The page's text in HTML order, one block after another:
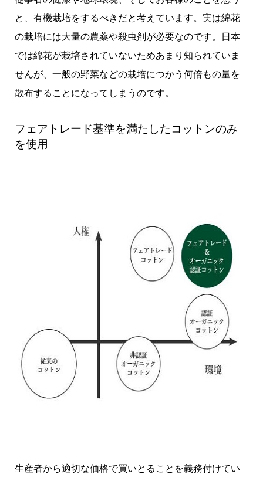
と、有機栽培をするべきだと考えています。実は綿花
の栽培には大量の農薬や殺虫剤が必要なのです。日本
では綿花が栽培されていないためあまり知られていま
せんが、一般の野菜などの栽培につかう何倍もの量を
散布することになってしまうのです。
フェアトレード基準を満たしたコットンのみ
を使用
生産者から適切な価格で買いとることを義務付けてい